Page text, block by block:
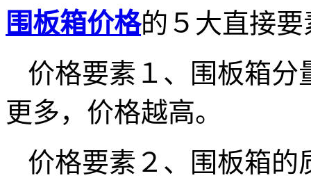
围板箱价格的５大直接要
价格要素１、围板箱分
更多，价格越高。
价格要素２、围板箱的